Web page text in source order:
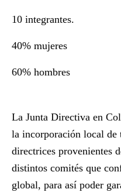
10 integrantes.
40% mujeres
60% hombres
La Junta Directiva en
la incorporación local de
directrices provenientes
distintos comités que
global, para así poder